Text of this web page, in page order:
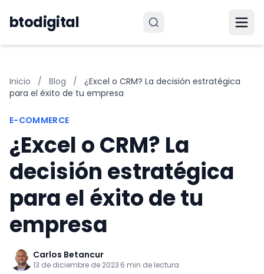
btodigital
Inicio / Blog /
¿Excel o CRM? La decisión estratégica
para el éxito de tu empresa
E-COMMERCE
¿Excel o CRM? La
decisión estratégica
para el éxito de tu
empresa
Carlos Betancur
13 de diciembre de 2023·6 min de lectura